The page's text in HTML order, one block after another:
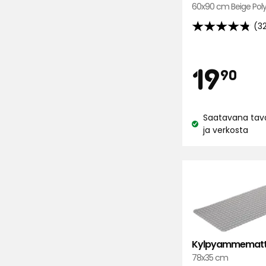
60x90 cm Beige
4.8
322
arvostelun
1990
€
Katso
Saatavana
ja verkosta
78x35 cm